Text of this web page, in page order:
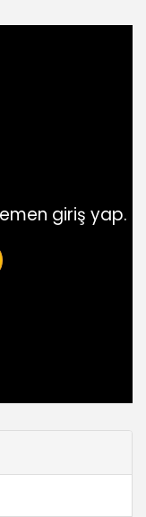
giriş yap.